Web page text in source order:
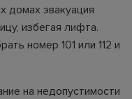
домах эвакуация
избегая лифта.
номер 101 или 112 и
на недопустимости